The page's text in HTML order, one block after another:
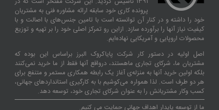
پرونده کاری خود سابقه ارائه مشاوره فنی به مشتریان
خود را داشته و در کنار آن توانسته‌ است با تامین جنس‌های با اصالت و با
کیفیت نیاز آنها را برآورده سازد. ازاین‌ رو تمرکز اصلی خود را بر تهیه و توزیع
محصولات اروپایی و آمریکایی نهاده‌ایم.
اصل اولیه در دستور کار شرکت پایاکروک البرز براساس این بوده که
مشتریان ما، شرکای تجاری ماهستند، درواقع آنها فقط از ما خرید نمی‌کنند
بلکه اولین خرید آنها به منزله‌ی آغاز یک رابطه همکاری مستمر و متنفع برای
هر دو طرف است. لذا همواره می‌کوشیم با به کارگیری استانداردهای جهانی،
کسب‌ و‌کار مشتریانش را به عنوان شرکای تجاری خود، توسعه دهد.
ما از توسعه پایدار اهداف جهانی حمایت می کنیم.